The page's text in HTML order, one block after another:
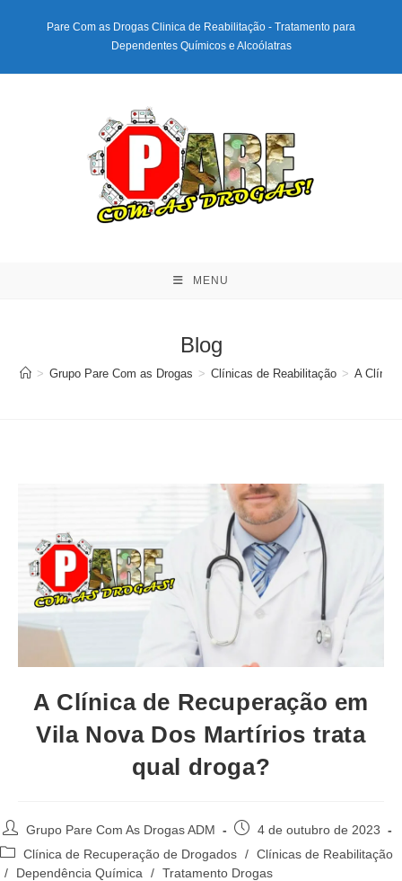
conteúdo
Pare Com as Drogas Clinica de Reabilitação - Tratamento para
Dependentes Químicos e Alcoólatras
MENU
Blog
> Grupo Pare Com as Drogas > Clínicas de Reabilitação > A
A Clínica de Recuperação em
Vila Nova Dos Martírios trata
qual droga?
Autor
do
post:
Grupo Pare Com As Drogas ADM
Post
publicado:
4 de outubro de 2023
Categoria
do
Clínica de Recuperação de Drogados / Clínicas de Reabilitação
/
Dependência Química / Tratamento Drogas